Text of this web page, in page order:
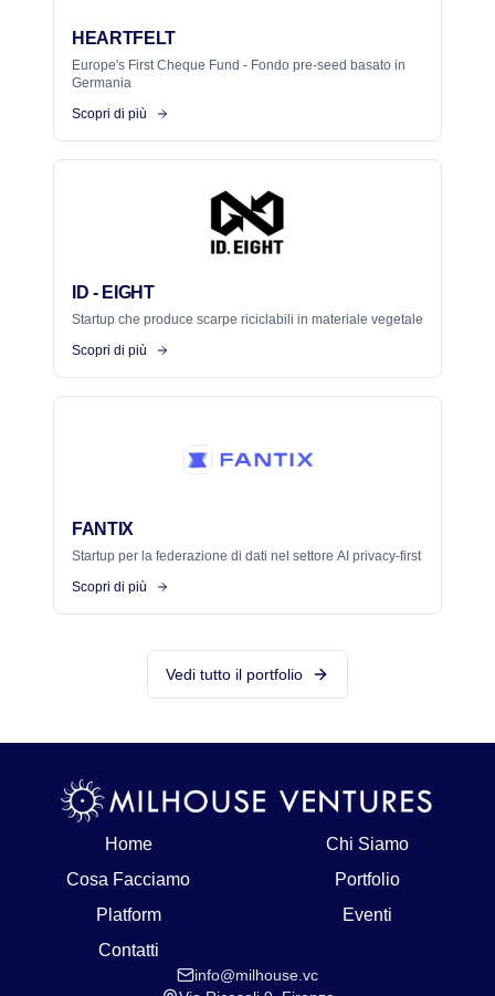
HEARTFELT
Europe's First Cheque Fund - Fondo pre-seed basato in
Germania
Scopri di più
ID - EIGHT
Startup che produce scarpe riciclabili in materiale vegetale
Scopri di più
FANTIX
Startup per la federazione di dati nel settore AI privacy-first
Scopri di più
Vedi tutto il portfolio
Home
Chi Siamo
Cosa Facciamo
Portfolio
Platform
Eventi
Contatti
info@milhouse.vc